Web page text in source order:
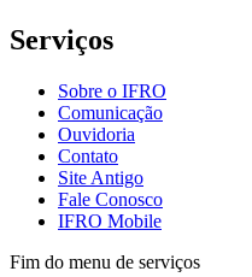
Serviços
Sobre o IFRO
Comunicação
Ouvidoria
Contato
Site Antigo
Fale Conosco
IFRO Mobile
Fim do menu de serviços